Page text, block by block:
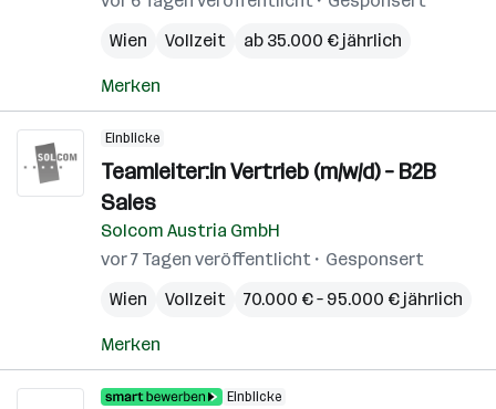
Wien
Vollzeit ab 35.000 € jährlich
Merken
Einblicke
Teamleiter:in Vertrieb (m/w/d) – B2B
Sales
Solcom Austria GmbH
vor 7 Tagen veröffentlicht
Gesponsert
Wien
Vollzeit 70.000 € – 95.000 € jährlich
Merken
Einblicke